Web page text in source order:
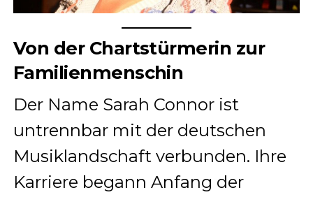
Von der Chartstürmerin zur
Familienmenschin
Der Name Sarah Connor ist
untrennbar mit der deutschen
Musiklandschaft verbunden. Ihre
Karriere begann Anfang der